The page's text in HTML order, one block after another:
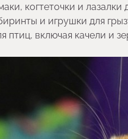
когтеточки и
и игрушки для
птиц, включая качели и